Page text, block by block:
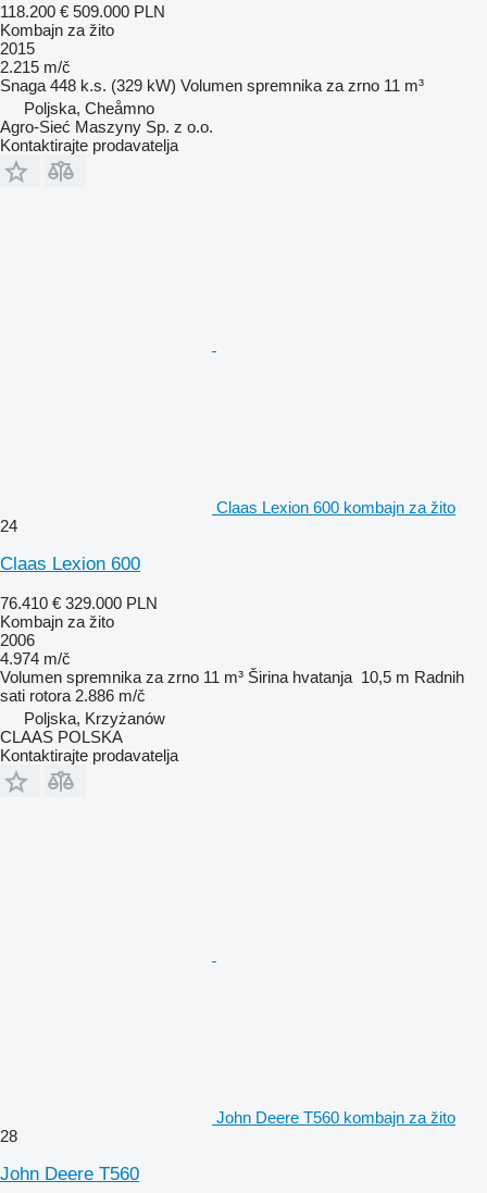
118.200 € 509.000 PLN
Kombajn za žito
2015
2.215 m/č
Snaga 448 k.s. (329 kW) Volumen spremnika za zrno 11 m³
Poljska, Cheåmno
Agro-Sieć Maszyny Sp. z o.o.
Kontaktirajte prodavatelja
Claas Lexion 600 kombajn za žito
24
Claas Lexion 600
76.410 € 329.000 PLN
Kombajn za žito
2006
4.974 m/č
Volumen spremnika za zrno 11 m³ Širina hvatanja 10,5 m Radnih
sati rotora 2.886 m/č
Poljska, Krzyżanów
CLAAS POLSKA
Kontaktirajte prodavatelja
John Deere T560 kombajn za žito
28
John Deere T560